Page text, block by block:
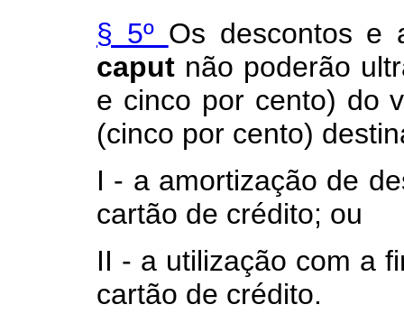
§ 5º Os descontos e
caput não poderão
e cinco por cento) do
(cinco por cento)
I - a amortização de
cartão de crédito; ou
II - a utilização com a
cartão de crédito.